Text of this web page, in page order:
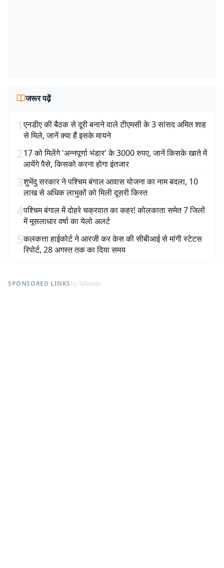
जरूर पढ़ें
1एनडीए की बैठक से दूरी बनाने वाले टीएमसी के 3 सांसद अमित शाह
से मिले, जानें क्या हैं इसके मायने
217 को मिलेंगे 'अन्नपूर्णा भंडार' के 3000 रुपए, जानें किसके खाते में
आयेंगे पैसे, किसको करना होगा इंतजार
3शुभेंदु सरकार ने पश्चिम बंगाल आवास योजना का नाम बदला, 10
लाख से अधिक लाभुकों को मिली दूसरी किस्त
4पश्चिम बंगाल में दोहरे चक्रवात का कहर! कोलकाता समेत 7 जिलों
में मूसलाधार वर्षा का येलो अलर्ट
5कलकत्ता हाईकोर्ट ने आरजी कर केस की सीबीआई से मांगी स्टेटस
रिपोर्ट, 28 अगस्त तक का दिया समय
SPONSORED LINKSby Taboola